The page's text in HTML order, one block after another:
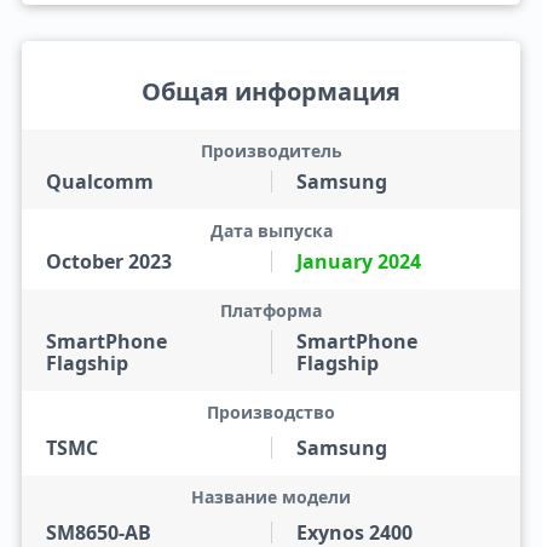
Общая информация
Qualcomm
Производитель
Samsung
October 2023
Дата выпуска
January 2024
SmartPhone
Flagship
Платформа
SmartPhone
Flagship
TSMC
Производство
Samsung
SM8650-AB
Название модели
Exynos 2400